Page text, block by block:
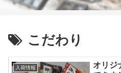
こだわり
入荷情報
オリジ